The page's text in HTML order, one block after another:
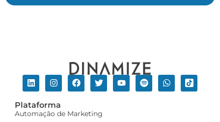
Plataforma
Automação de Marketing